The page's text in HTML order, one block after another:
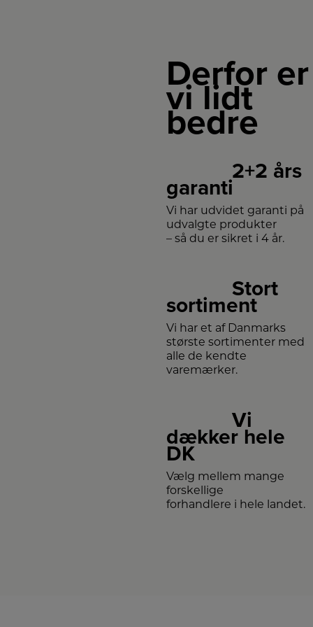
Derfor er
vi lidt
bedre
2+2 års
garanti
Vi har udvidet garanti på
udvalgte produkter
– så du er sikret i 4 år.
Stort
sortiment
Vi har et af Danmarks
største sortimenter med
alle de kendte
varemærker.
Vi
dækker hele
DK
Vælg mellem mange
forskellige
forhandlere i hele landet.